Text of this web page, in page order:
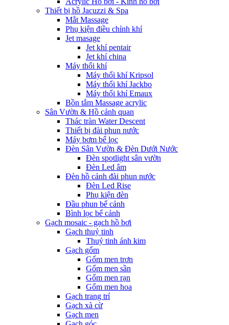
Thiết bị hồ Jacuzzi & Spa
Mắt Massage
Phụ kiện điều chỉnh khí
Jet masage
Jet khí pentair
Jet khí china
Máy thổi khí
Máy thổi khí Kripsol
Máy thổi khí Jackbo
Máy thổi khí Emaux
Bồn tắm Massage acrylic
Sân Vườn & Hồ cảnh quan
Thác tràn Water Descent
Thiết bị đài phun nước
Máy bơm bể lọc
Đèn Sân Vườn & Đèn Dưới Nước
Đèn spotlight sân vườn
Đèn Led âm
Đèn hồ cảnh đài phun nước
Đèn Led Rise
Phụ kiện đèn
Đầu phun bể cảnh
Bình lọc bể cảnh
Gạch mosaic - gạch hồ bơi
Gạch thuỷ tinh
Thuỷ tinh ánh kim
Gạch gốm
Gốm men trơn
Gốm men sần
Gốm men rạn
Gốm men hoa
Gạch trang trí
Gạch xà cừ
Gạch men